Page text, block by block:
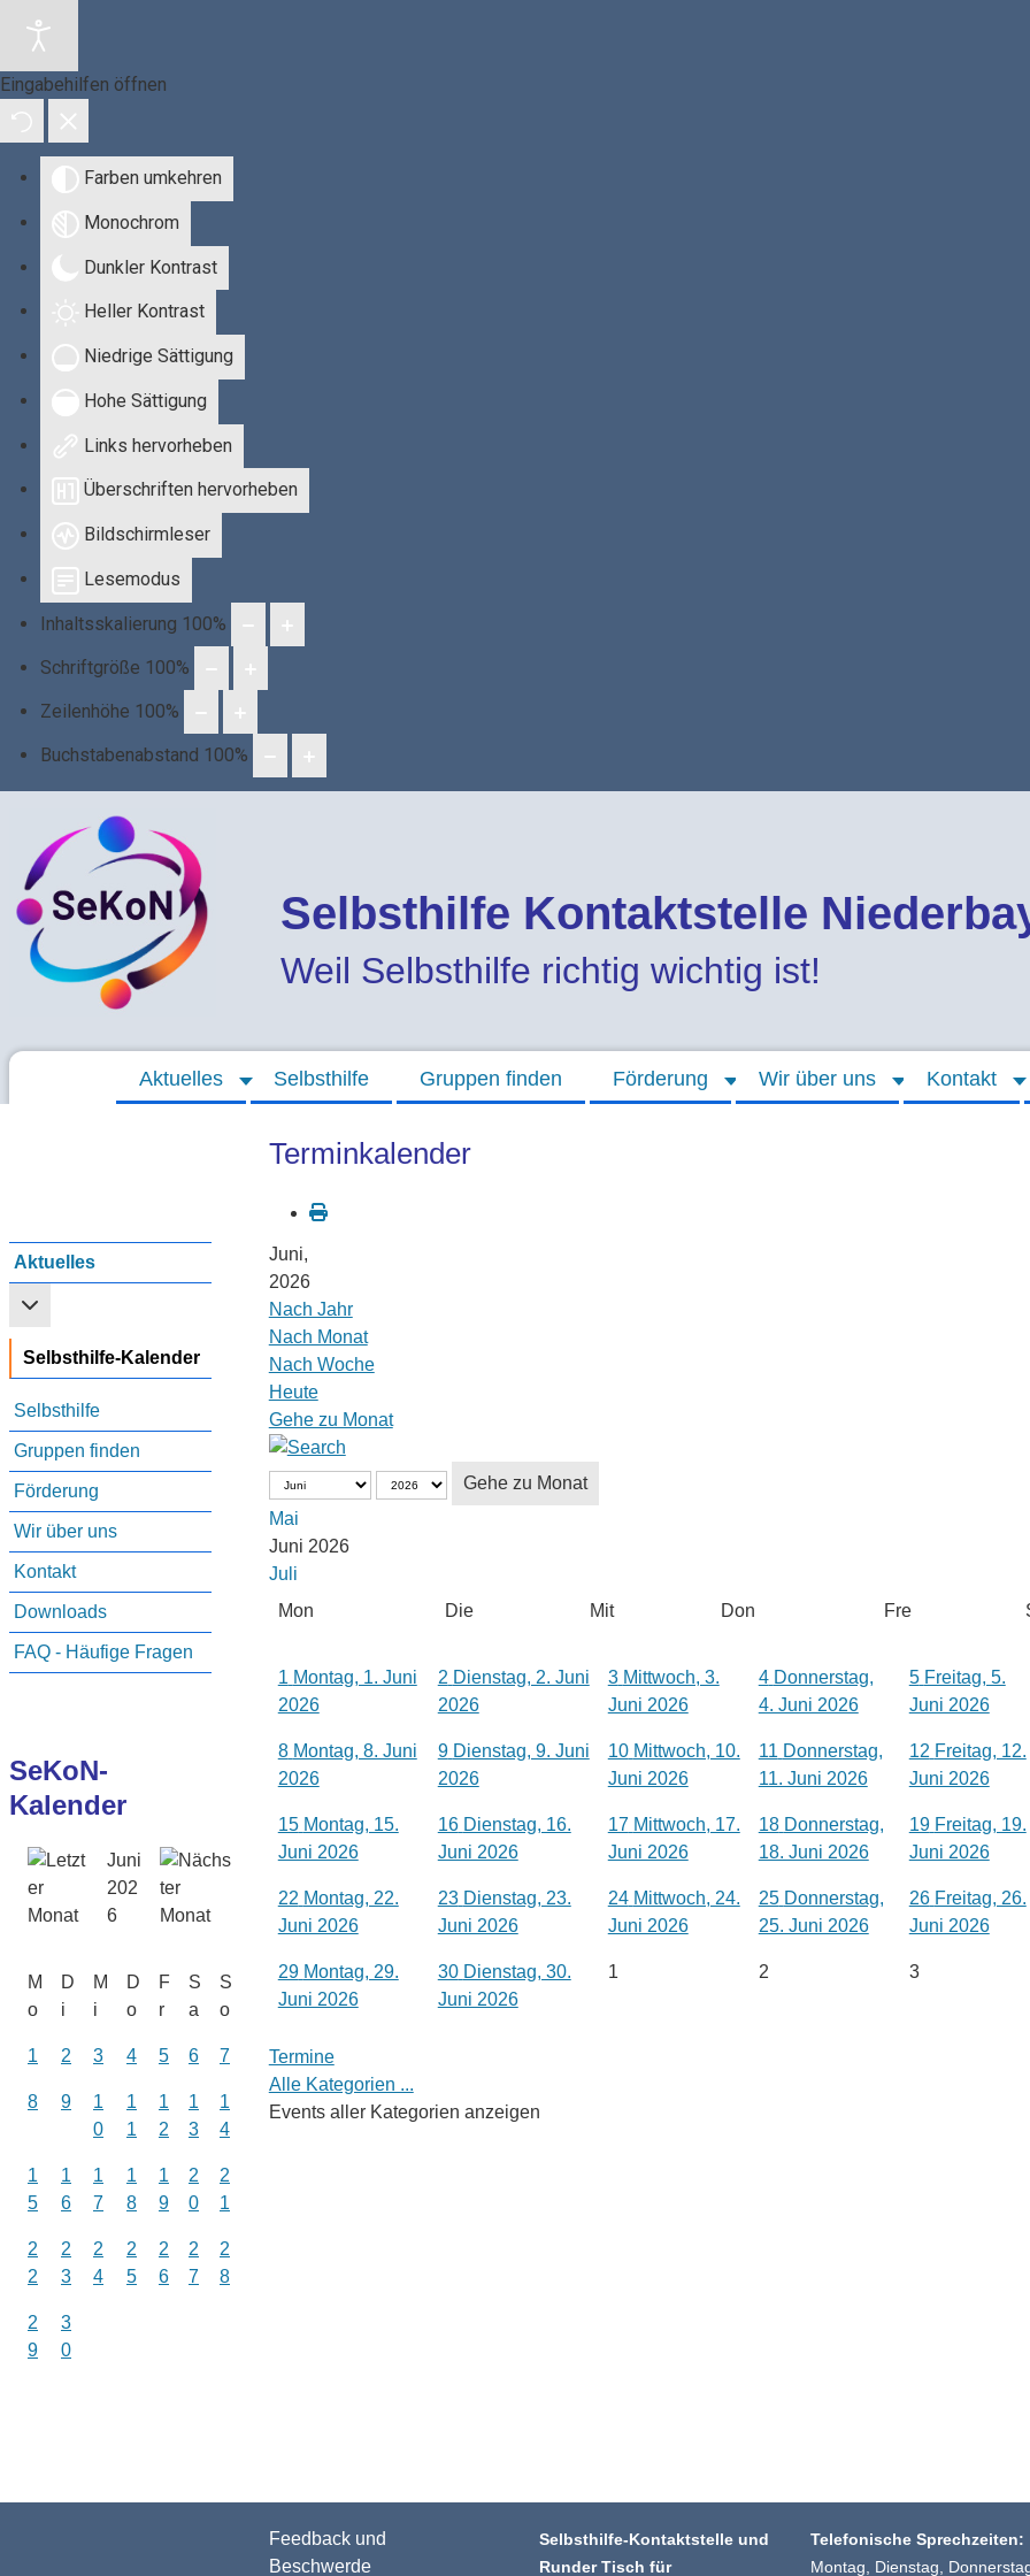
Eingabehilfen öffnen
Farben umkehren
Monochrom
Dunkler Kontrast
Heller Kontrast
Niedrige Sättigung
Hohe Sättigung
Links hervorheben
Überschriften hervorheben
Bildschirmleser
Lesemodus
Inhaltsskalierung 100%
Schriftgröße 100%
Zeilenhöhe 100%
Buchstabenabstand 100%
Selbsthilfe Kontaktstelle
Weil Selbsthilfe richtig wichtig ist!
Aktuelles Selbsthilfe Gruppen finden Förderung Wir über uns Kontakt
Aktuelles
Weitere Informationen: Aktuelles
Selbsthilfe-Kalender
Selbsthilfe
Gruppen finden
Förderung
Wir über uns
Kontakt
Downloads
FAQ - Häufige Fragen
SeKoN-
Kalender
Juni
202
6
M
o
D
i
M
i
D
o
F
r
S
a
S
o
1 2 3 4 5 6 7
8 9
1
0
1
1
1
2
1
3
1
4
1
5
1
6
1
7
1
8
1
9
2
0
2
1
2
2
2
3
2
4
2
5
2
6
2
7
2
8
2
9
3
0
Terminkalender
Juni,
2026
Nach Jahr
Nach Monat
Nach Woche
Heute
Gehe zu Monat
Gehe zu Monat
Mai
Juni 2026
Juli
Mon
Die Mit Don Fre
1 Montag, 1. Juni
2026
2 Dienstag, 2. Juni
2026
3 Mittwoch, 3.
Juni 2026
4 Donnerstag,
4. Juni 2026
5 Freitag, 5.
Juni 2026
8 Montag, 8. Juni
2026
9 Dienstag, 9. Juni
2026
10 Mittwoch, 10.
Juni 2026
11 Donnerstag,
11. Juni 2026
12 Freitag, 12.
Juni 2026
15 Montag, 15.
Juni 2026
16 Dienstag, 16.
Juni 2026
17 Mittwoch, 17.
Juni 2026
18 Donnerstag,
18. Juni 2026
19 Freitag, 19.
Juni 2026
22 Montag, 22.
Juni 2026
23 Dienstag, 23.
Juni 2026
24 Mittwoch, 24.
Juni 2026
25 Donnerstag,
25. Juni 2026
26 Freitag, 26.
Juni 2026
29 Montag, 29.
Juni 2026
30 Dienstag, 30.
Juni 2026
1 2 3
Termine
Alle Kategorien ...
Events aller Kategorien anzeigen
Feedback und
Beschwerde
Selbsthilfe-Kontaktstelle und
Runder Tisch für
Telefonische Sprechzeiten:
Montag, Dienstag,